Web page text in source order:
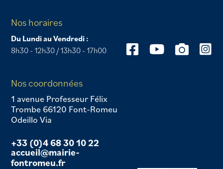
Nos horaires
Du Lundi au Vendredi :
8h30 - 12h30 / 13h30 - 17h00
Nos coordonnées
1 avenue Professeur Félix
Trombe 66120 Font-Romeu
Odeillo Via
+33 (0)4 68 30 10 22
accueil@mairie-
fontromeu.fr